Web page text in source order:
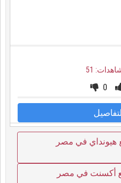
51
0
هيونداي في مصر
أكسنت في مصر